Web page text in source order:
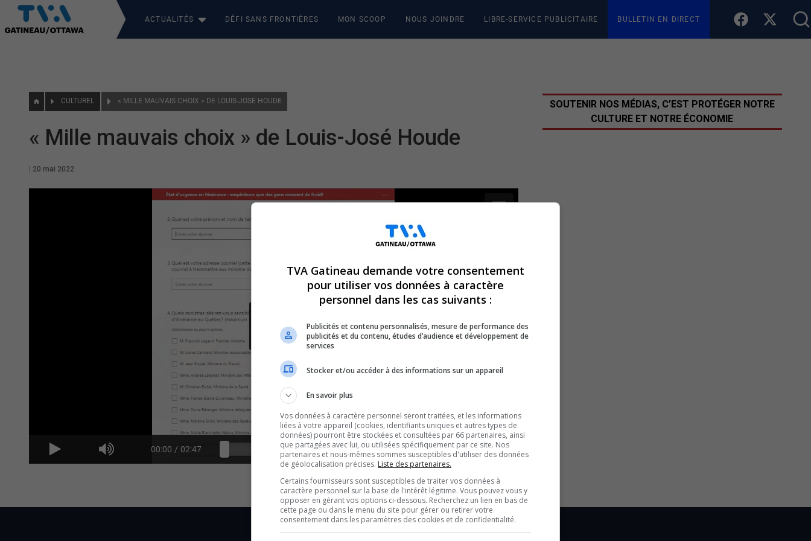
ACTUALITÉS DÉFI SANS FRONTIÈRES MON SCOOP NOUS JOINDRE LIBRE-SERVICE PUBLICITAIRE BULLETIN EN DIRECT
CULTUREL « MILLE MAUVAIS CHOIX » DE LOUIS-JOSÉ HOUDE
« Mille mauvais choix » de Louis-José Houde
20 mai 2022
00:00 / 02:47
SOUTENIR NOS MÉDIAS, C’EST PROTÉGER NOTRE
CULTURE ET NOTRE ÉCONOMIE
TVA Gatineau demande votre consentement
pour utiliser vos données à caractère
personnel dans les cas suivants :
Publicités et contenu personnalisés, mesure de performance des
publicités et du contenu, études d’audience et développement de
services
Stocker et/ou accéder à des informations sur un appareil
En savoir plus
Vos données à caractère personnel seront traitées, et les informations
liées à votre appareil (cookies, identifiants uniques et autres types de
données) pourront être stockées et consultées par 66 partenaires, ainsi
que partagées avec lui, ou utilisées spécifiquement par ce site. Nos
partenaires et nous-mêmes sommes susceptibles d'utiliser des données
de géolocalisation précises. Liste des partenaires.
Certains fournisseurs sont susceptibles de traiter vos données à
caractère personnel sur la base de l'intérêt légitime. Vous pouvez vous y
opposer en gérant vos options ci-dessous. Recherchez un lien en bas de
cette page ou dans le menu du site pour gérer ou retirer votre
consentement dans les paramètres des cookies et de confidentialité.